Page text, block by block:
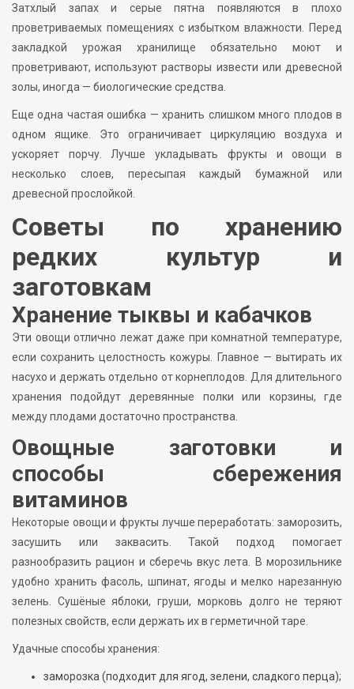
Затхлый запах и серые пятна появляются в плохо
проветриваемых помещениях с избытком влажности. Перед
закладкой урожая хранилище обязательно моют и
проветривают, используют растворы извести или древесной
золы, иногда — биологические средства.
Еще одна частая ошибка — хранить слишком много плодов в
одном ящике. Это ограничивает циркуляцию воздуха и
ускоряет порчу. Лучше укладывать фрукты и овощи в
несколько слоев, пересыпая каждый бумажной или
древесной прослойкой.
Советы по хранению
редких культур и
заготовкам
Хранение тыквы и кабачков
Эти овощи отлично лежат даже при комнатной температуре,
если сохранить целостность кожуры. Главное — вытирать их
насухо и держать отдельно от корнеплодов. Для длительного
хранения подойдут деревянные полки или корзины, где
между плодами достаточно пространства.
Овощные заготовки и
способы сбережения
витаминов
Некоторые овощи и фрукты лучше переработать: заморозить,
засушить или заквасить. Такой подход помогает
разнообразить рацион и сберечь вкус лета. В морозильнике
удобно хранить фасоль, шпинат, ягоды и мелко нарезанную
зелень. Сушёные яблоки, груши, морковь долго не теряют
полезных свойств, если держать их в герметичной таре.
Удачные способы хранения:
заморозка (подходит для ягод, зелени, сладкого перца);